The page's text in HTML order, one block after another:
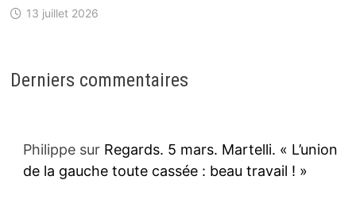
13 juillet 2026
Derniers commentaires
Philippesur Regards. 5 mars. Martelli. « L’union
de la gauche toute cassée : beau travail ! »